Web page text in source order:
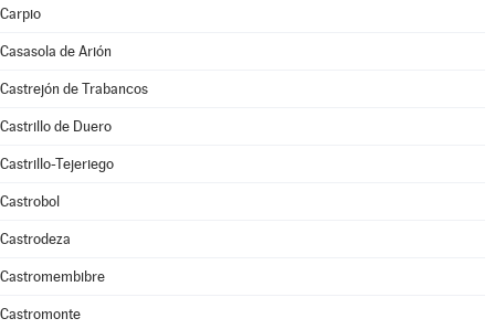
Carpio
Casasola de Arión
Castrejón de Trabancos
Castrillo de Duero
Castrillo-Tejeriego
Castrobol
Castrodeza
Castromembibre
Castromonte